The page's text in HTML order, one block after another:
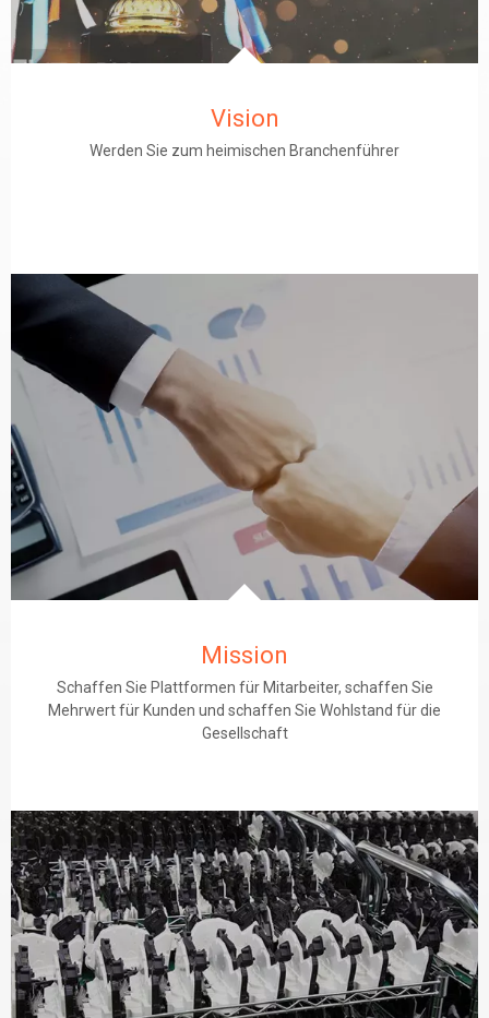
Vision
Werden Sie zum heimischen Branchenführer
Mission
Schaffen Sie Plattformen für Mitarbeiter, schaffen Sie
Mehrwert für Kunden und schaffen Sie Wohlstand für die
Gesellschaft